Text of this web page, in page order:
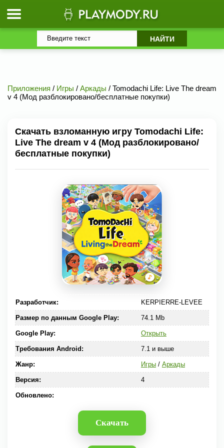
Приложения / Игры / Аркады / Tomodachi Life: Live The dream
v 4 (Мод разблокировано/бесплатные покупки)
Скачать взломанную игру Tomodachi Life:
Live The dream v 4 (Мод разблокировано/
бесплатные покупки)
Разработчик: KERPIERRE-LEVEE
Размер по данным Google Play: 74.1 Mb
Google Play: Открыть
Требования Android: 7.1 и выше
Жанр: Игры/ Аркады
Версия: 4
Обновлено:
Скачать